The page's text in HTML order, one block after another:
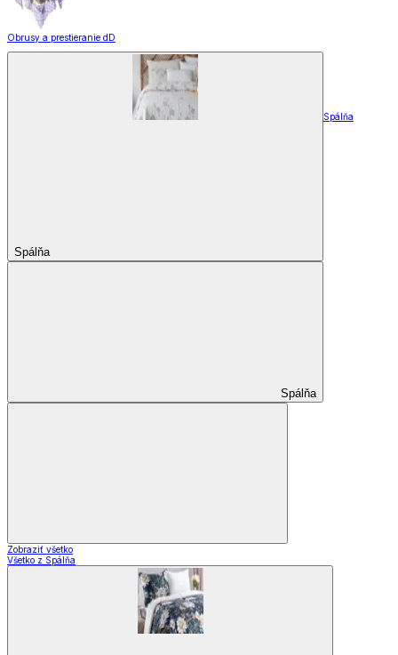
Obrusy a prestieranie dD
Spálňa
Spálňa
Spálňa
Zobraziť všetko
Všetko z Spálňa